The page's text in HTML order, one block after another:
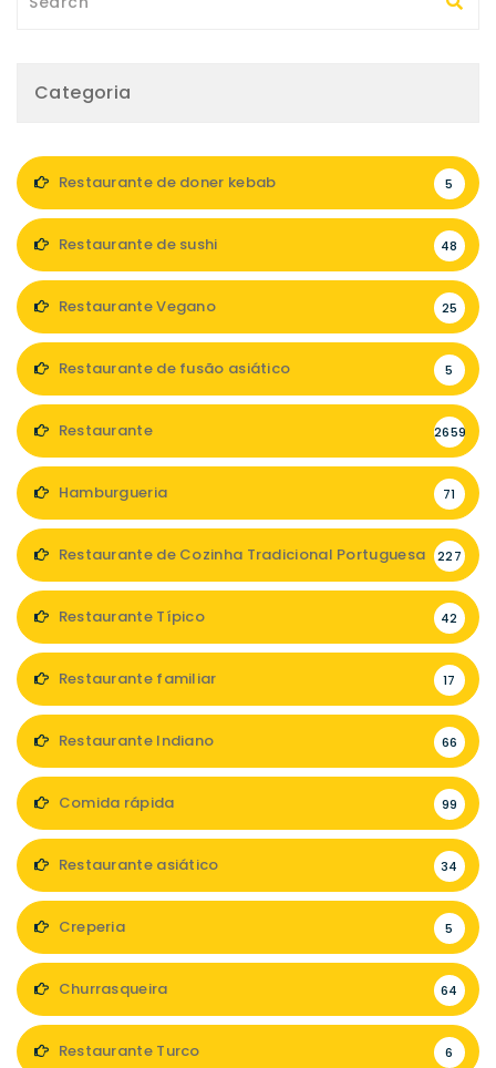
Categoria
Restaurante de doner kebab 5
Restaurante de sushi 48
Restaurante Vegano 25
Restaurante de fusão asiático 5
Restaurante 2659
Hamburgueria 71
Restaurante de Cozinha Tradicional Portuguesa 227
Restaurante Típico 42
Restaurante familiar 17
Restaurante Indiano 66
Comida rápida 99
Restaurante asiático 34
Creperia 5
Churrasqueira 64
Restaurante Turco 6